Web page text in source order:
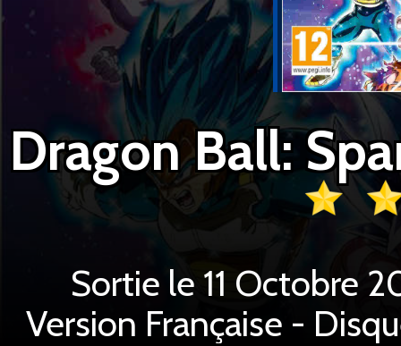
Sortie le 11 Octobre
Version Française -